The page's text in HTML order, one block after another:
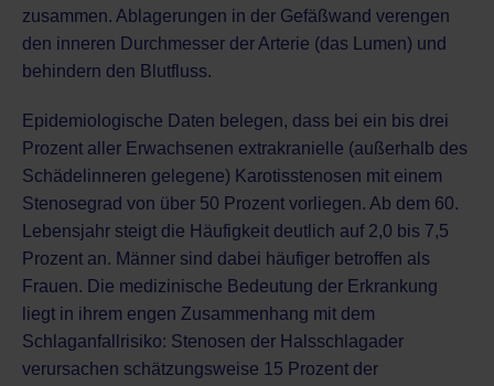
zusammen. Ablagerungen in der Gefäßwand verengen
den inneren Durchmesser der Arterie (das Lumen) und
behindern den Blutfluss.
Epidemiologische Daten belegen, dass bei ein bis drei
Prozent aller Erwachsenen extrakranielle (außerhalb des
Schädelinneren gelegene) Karotisstenosen mit einem
Stenosegrad von über 50 Prozent vorliegen. Ab dem 60.
Lebensjahr steigt die Häufigkeit deutlich auf 2,0 bis 7,5
Prozent an. Männer sind dabei häufiger betroffen als
Frauen. Die medizinische Bedeutung der Erkrankung
liegt in ihrem engen Zusammenhang mit dem
Schlaganfallrisiko: Stenosen der Halsschlagader
verursachen schätzungsweise 15 Prozent der